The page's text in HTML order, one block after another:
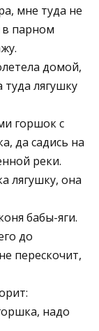
мне туда не
в парном
домой,
лягушку
горшок с
да садись на
реки.
лягушку, она
бабы-яги.
до
перескочит,
надо